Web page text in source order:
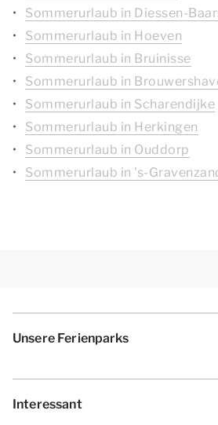
Sommerurlaub in Diessen-
Sommerurlaub in Hoeven
Sommerurlaub in Bruinisse
Sommerurlaub in
Sommerurlaub in Scharendijke
Sommerurlaub in Herkingen
Sommerurlaub in Ouddorp
Sommerurlaub in 's-
Unsere Ferienparks
Interessant